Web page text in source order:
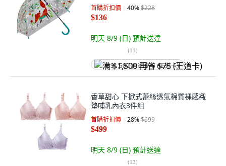
首購折扣價 40%$228
$136
明天 8/9 (日) 預計送達
(11)
满 $1,500 再省 $75 (王道卡)
香草甜心 下掀式蕾絲透氣棉質裸感襯
墊哺乳內衣3件組
首購折扣價 28%$699
$499
明天 8/9 (日) 預計送達
(13)